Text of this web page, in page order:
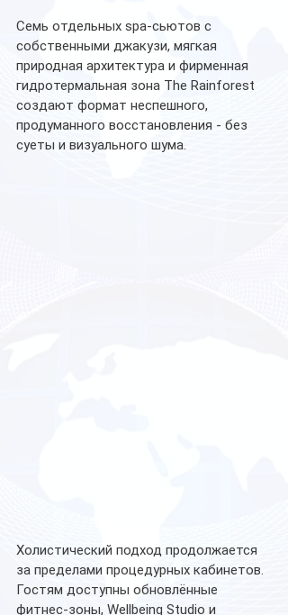
Семь отдельных spa-сьютов с
собственными джакузи, мягкая
природная архитектура и фирменная
гидротермальная зона The Rainforest
создают формат неспешного,
продуманного восстановления - без
суеты и визуального шума.
Холистический подход продолжается
за пределами процедурных кабинетов.
Гостям доступны обновлённые
фитнес-зоны, Wellbeing Studio и